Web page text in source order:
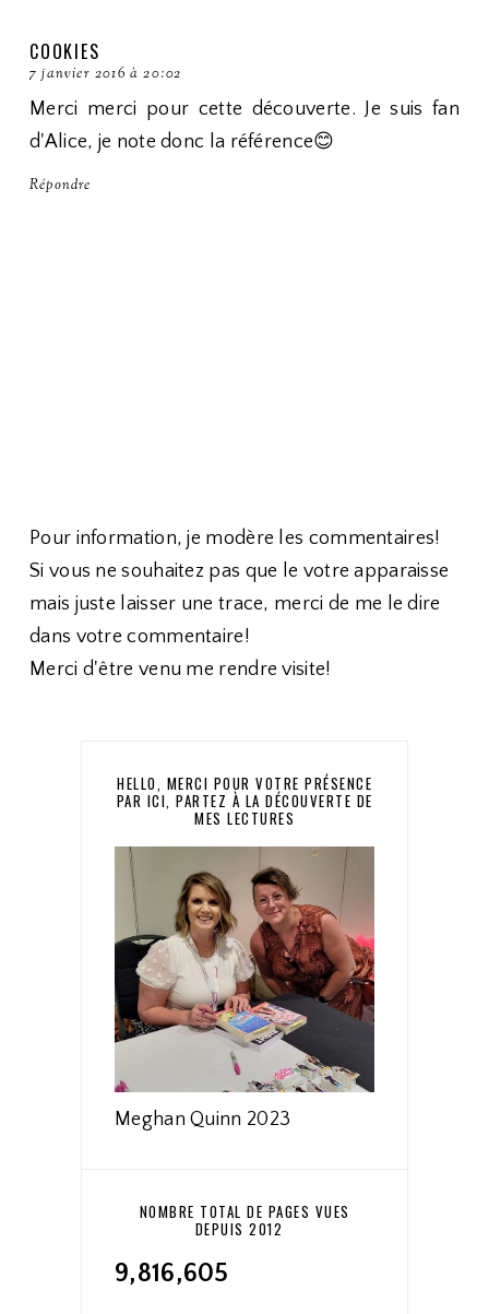
COOKIES
7 janvier 2016 à 20:02
Merci merci pour cette découverte. Je suis fan
d'Alice, je note donc la référence😊
Répondre
Pour information, je modère les commentaires!
Si vous ne souhaitez pas que le votre apparaisse
mais juste laisser une trace, merci de me le dire
dans votre commentaire!
Merci d'être venu me rendre visite!
HELLO, MERCI POUR VOTRE PRÉSENCE
PAR ICI, PARTEZ À LA DÉCOUVERTE DE
MES LECTURES
Meghan Quinn 2023
NOMBRE TOTAL DE PAGES VUES
DEPUIS 2012
9,816,605